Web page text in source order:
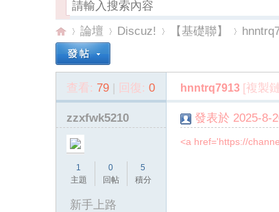
»
論壇
›
Discuz! 【基礎聯】
›
查看: 79 | 回復: 0 hnntrq7913 [複製
zzxfwk5210
1
主題
0
回帖
5
積分
新手上路
發表於 2025-8-
<a href='https://